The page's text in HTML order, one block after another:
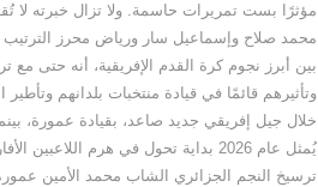
مؤثرًا بست تمريرات حاسمة. ولا تزال خبرته لا
محمد صلاح وإسماعيل سار ورياض محرز
بين أبرز نجوم كرة القدم الإفريقية، أنه حتى مع
وتأثيرهم قائمًا في قيادة منتخبات بلدانهم
خلال جيل إفريقي جديد صاعد، بقيادة عمورة،
يُمثل عام 2026 بداية تحول في هرم اللاعبين
ترسيخ النجم الجزائري الشاب محمد الأمين